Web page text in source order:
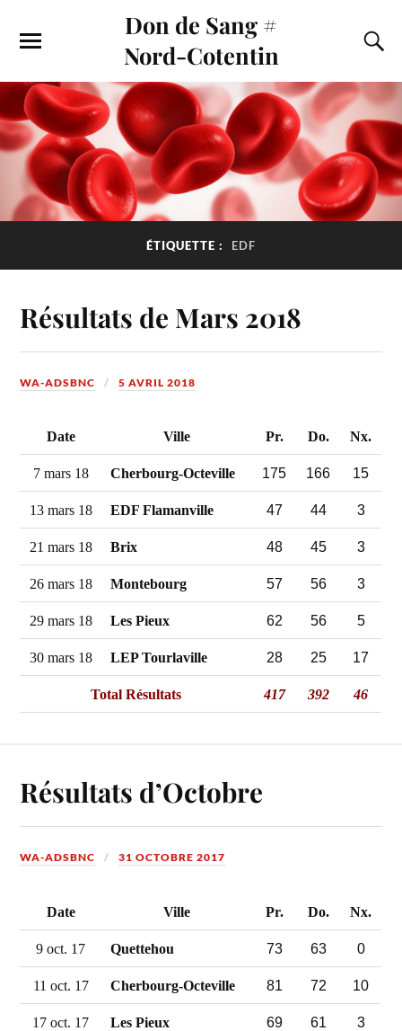
Don de Sang #
Nord-Cotentin
ÉTIQUETTE : EDF
Résultats de Mars 2018
WA-ADSBNC 5 AVRIL 2018
Date Ville Pr. Do. Nx.
7 mars 18 Cherbourg-Octeville 175 166 15
13 mars 18 EDF Flamanville 47 44 3
21 mars 18 Brix 48 45 3
26 mars 18 Montebourg 57 56 3
29 mars 18 Les Pieux 62 56 5
30 mars 18 LEP Tourlaville 28 25 17
Total Résultats 417 392 46
Résultats d’Octobre
WA-ADSBNC 31 OCTOBRE 2017
Date Ville Pr. Do. Nx.
9 oct. 17 Quettehou 73 63 0
11 oct. 17 Cherbourg-Octeville 81 72 10
17 oct. 17 Les Pieux 69 61 3